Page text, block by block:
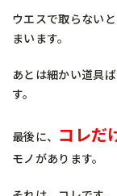
ウエスで取らない
まいます。
あとは細かい道具
す。
最後に、 コレだ
モノがあります。